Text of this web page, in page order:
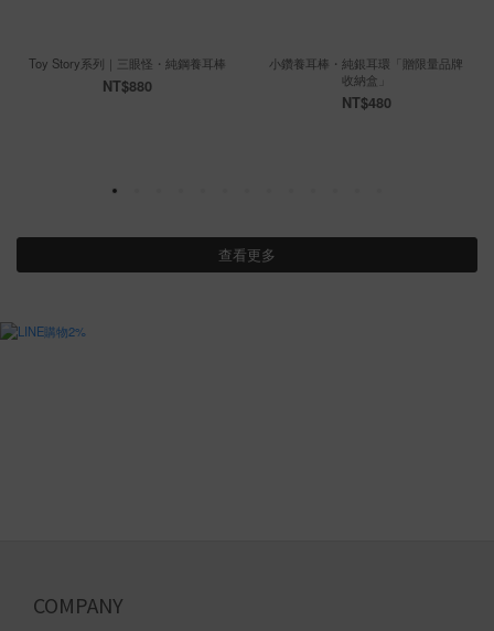
Toy Story系列｜三眼怪・純鋼養耳棒
NT$880
小鑽養耳棒・純銀耳環「贈限量品牌
收納盒」
NT$480
查看更多
COMPANY